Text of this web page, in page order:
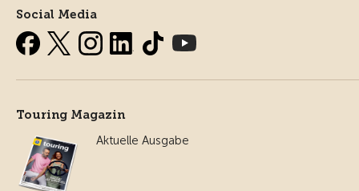
Social Media
Touring Magazin
Aktuelle Ausgabe